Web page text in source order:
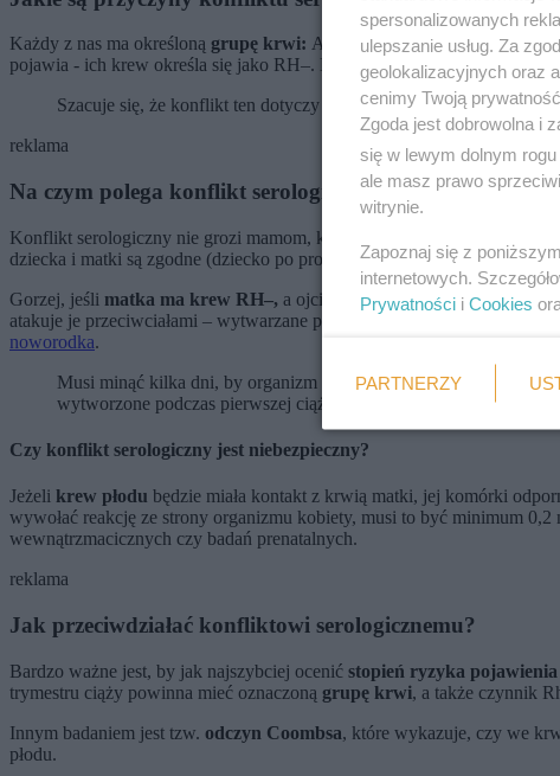
Każdy z nas ma określoną grupę krwi: A, B, AB lub 0. Dodatkowo u
pojawia - ich krew określa się jako RH–. Konflikt serologiczny dotyczy
Szacuje się, że konflikt ten dotyczy ok. 15 procent par, choć
reklama
Na czym polega konflikt serologiczny?
Konflikt serologiczny nie grozi mamom, które mają krew RH+. Jeśli
dziecka i matki są zgodne (dziecko po prostu dziedziczy RH–).
Gorzej, jeśli matka ma krew RH–, a ojciec RH+, a dziecko
atakuje je przeciwciałami – wytwarzane przez kobietę przeciwciała
noworodka.
Musi minąć kilka dni, by organizm kobiety wytworzył
wytworzone podczas pierwszej ciąży długo pozostają w
Czy konflikt serologiczny jest niebezpieczny?
Jeżeli krew płodu będzie miała kontakt z krwią matki, jej komórki
wywołać reakcję ze strony organizmu kobiety, musi to być minimum
wewnątrzmacicznych czy badań prenatalnych.
reklama
Jak przeciwdziałać konfliktowi serologicznemu?
Bardzo ważne jest, by jak najszybciej ocenić stopień ryzyka
trymestru ciąży powinna mieć oznaczoną grupę krwi, a także czynnik
Innym badaniem jest tzw. odczyn Coombsa, które wykazuje, czy we
płodu.
spersonalizowanych
ulepszanie usług. Za
geolokalizacyjnych oraz
cenimy Twoją
Zgoda jest dobrowolna i
się w lewym dolnym
ale masz prawo
witrynie.
Zapoznaj się z
internetowych.
Prywatności i Cookies
PARTNERZY